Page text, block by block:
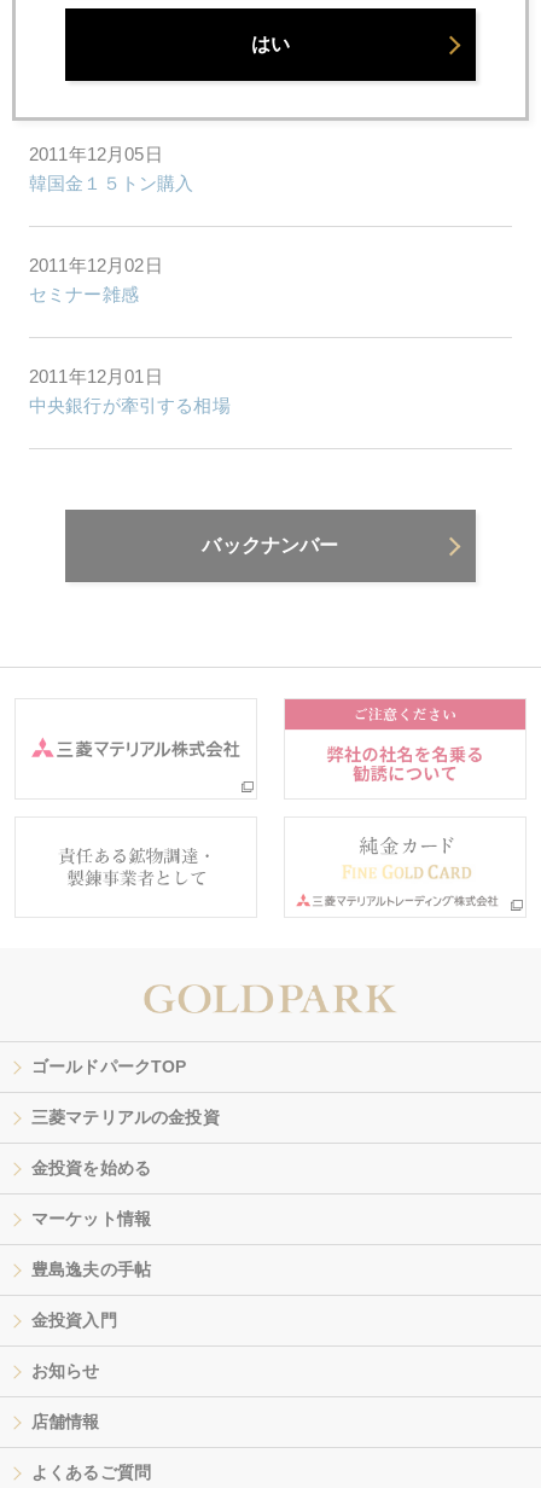
2011年12月05日
韓国金１５トン購入
2011年12月02日
セミナー雑感
2011年12月01日
中央銀行が牽引する相場
バックナンバー
ゴールドパークTOP
三菱マテリアルの金投資
金投資を始める
マーケット情報
豊島逸夫の手帖
金投資入門
お知らせ
店舗情報
よくあるご質問
はい